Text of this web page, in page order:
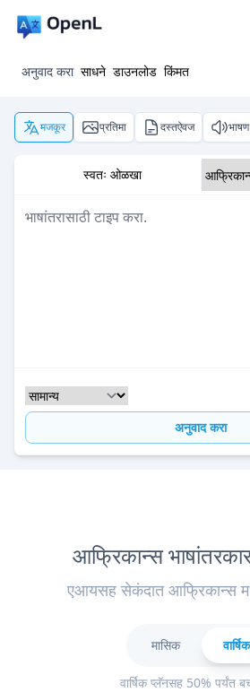
अनुवाद करा साधने डाउनलोड किंमत
मजकूर प्रतिमा दस्तऐवज भाषण
स्वतः ओळखा
अनुवाद करा
आफ्रिकान्स
एआयसह सेकंदात आफ्रिकान्स
मासिक वार्षिक
वार्षिक प्लॅनसह 50% पर्यंत